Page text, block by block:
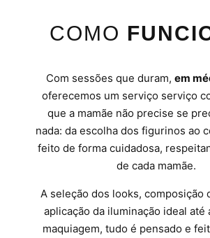
COMO
Com sessões que duram, em
oferecemos um serviço serviço
que a mamãe não precise se
nada: da escolha dos figurinos ao
feito de forma cuidadosa,
de cada mamãe.
A seleção dos looks, composição
aplicação da iluminação ideal até
maquiagem, tudo é pensado e